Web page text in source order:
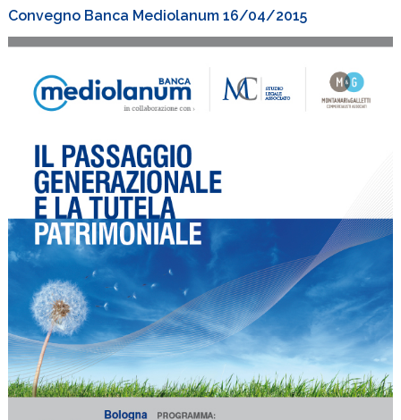
Convegno Banca Mediolanum 16/04/2015